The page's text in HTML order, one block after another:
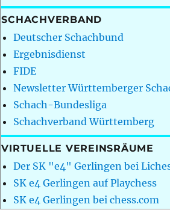
SCHACHVERBAND
Deutscher Schachbund
Ergebnisdienst
FIDE
Newsletter Württemberger
Schach-Bundesliga
Schachverband Württemberg
VIRTUELLE VEREINSRÄUME
Der SK "e4" Gerlingen bei
SK e4 Gerlingen auf Playchess
SK e4 Gerlingen bei chess.com